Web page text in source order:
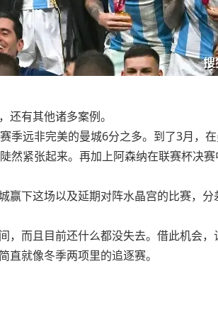
有其他诸多案例。
季远非完美的曼城6分之多。到了3月，
然紧张起来。再加上阿森纳在联赛杯决
下这场以及延期对阵水晶宫的比赛，
而且目前还什么都没失去。借此机会
就像冬季两项里的追逐赛。